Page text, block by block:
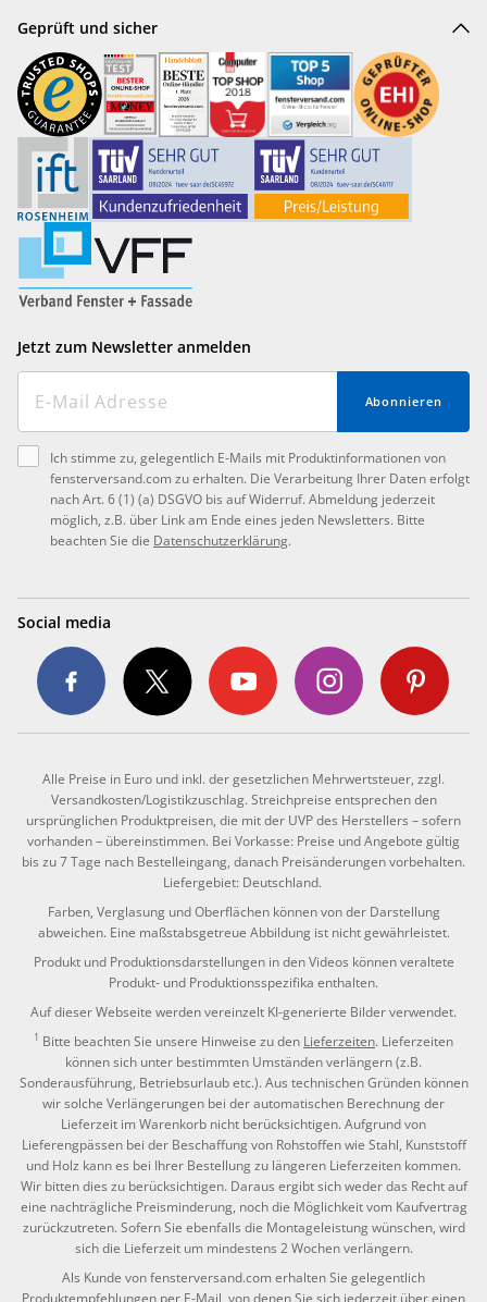
Geprüft und sicher
Jetzt zum Newsletter anmelden
Abonnieren
Ich stimme zu, gelegentlich E-Mails mit Produktinformationen von
fensterversand.com zu erhalten. Die Verarbeitung Ihrer Daten erfolgt
nach Art. 6 (1) (a) DSGVO bis auf Widerruf. Abmeldung jederzeit
möglich, z.B. über Link am Ende eines jeden Newsletters. Bitte
beachten Sie die Datenschutzerklärung.
Social media
Alle Preise in Euro und inkl. der gesetzlichen Mehrwertsteuer, zzgl.
Versandkosten/Logistikzuschlag. Streichpreise entsprechen den
ursprünglichen Produktpreisen, die mit der UVP des Herstellers – sofern
vorhanden – übereinstimmen. Bei Vorkasse: Preise und Angebote gültig
bis zu 7 Tage nach Bestelleingang, danach Preisänderungen vorbehalten.
Liefergebiet: Deutschland.
Farben, Verglasung und Oberflächen können von der Darstellung
abweichen. Eine maßstabsgetreue Abbildung ist nicht gewährleistet.
Produkt und Produktionsdarstellungen in den Videos können veraltete
Produkt- und Produktionsspezifika enthalten.
Auf dieser Webseite werden vereinzelt KI-generierte Bilder verwendet.
1 Bitte beachten Sie unsere Hinweise zu den Lieferzeiten. Lieferzeiten
können sich unter bestimmten Umständen verlängern (z.B.
Sonderausführung, Betriebsurlaub etc.). Aus technischen Gründen können
wir solche Verlängerungen bei der automatischen Berechnung der
Lieferzeit im Warenkorb nicht berücksichtigen. Aufgrund von
Lieferengpässen bei der Beschaffung von Rohstoffen wie Stahl, Kunststoff
und Holz kann es bei Ihrer Bestellung zu längeren Lieferzeiten kommen.
Wir bitten dies zu berücksichtigen. Daraus ergibt sich weder das Recht auf
eine nachträgliche Preisminderung, noch die Möglichkeit vom Kaufvertrag
zurückzutreten. Sofern Sie ebenfalls die Montageleistung wünschen, wird
sich die Lieferzeit um mindestens 2 Wochen verlängern.
Als Kunde von fensterversand.com erhalten Sie gelegentlich
Produktempfehlungen per E-Mail, von denen Sie sich jederzeit über einen